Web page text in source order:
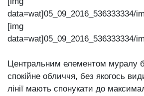
data=wat]05_09_2016_536333334/
[img
data=wat]05_09_2016_536333334/
Центральним елементом муралу
спокійне обличчя, без якогось
лінії мають спонукати до